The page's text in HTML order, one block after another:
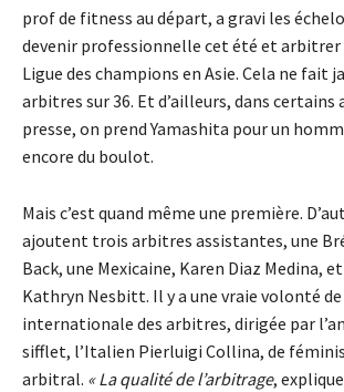
prof de fitness au départ, a gravi les
devenir professionnelle cet été et arbitrer
Ligue des champions en Asie. Cela ne fait
arbitres sur 36. Et d’ailleurs, dans certains
presse, on prend Yamashita pour un
encore du boulot.
Mais c’est quand même une première.
ajoutent trois arbitres assistantes, une
Back, une Mexicaine, Karen Diaz Medina,
Kathryn Nesbitt. Il y a une vraie volonté
internationale des arbitres, dirigée par
sifflet, l’Italien Pierluigi Collina, de
arbitral. « La qualité de l’arbitrage,